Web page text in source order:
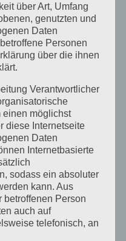
über Art, Umfang
genutzten und
Daten
Personen
über die ihnen
Verantwortlicher
einen möglichst
diese Internetseite
Daten
Internetbasierte
sodass ein absoluter
kann. Aus
betroffenen Person
auch auf
telefonisch, an